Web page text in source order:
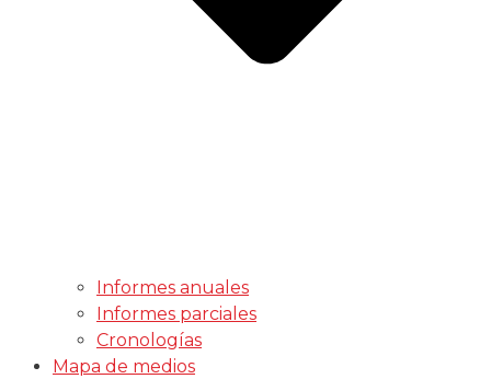
Informes anuales
Informes parciales
Cronologías
Mapa de medios